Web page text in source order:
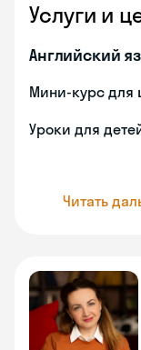
Услуги и
Английский
Мини-курс для
Уроки для
Читать